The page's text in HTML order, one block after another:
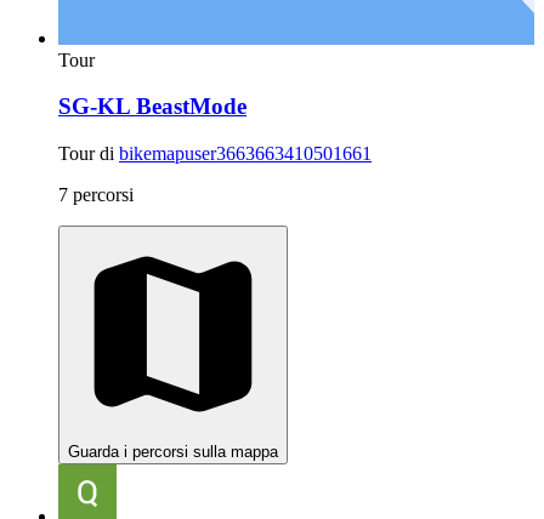
Tour
SG-KL BeastMode
Tour di bikemapuser3663663410501661
7 percorsi
Guarda i percorsi sulla mappa